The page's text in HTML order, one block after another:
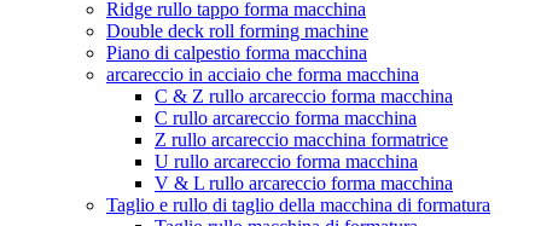
Ridge rullo tappo forma macchina
Double deck roll forming machine
Piano di calpestio forma macchina
arcareccio in acciaio che forma macchina
C & Z rullo arcareccio forma macchina
C rullo arcareccio forma macchina
Z rullo arcareccio macchina formatrice
U rullo arcareccio forma macchina
V & L rullo arcareccio forma macchina
Taglio e rullo di taglio della macchina di formatura